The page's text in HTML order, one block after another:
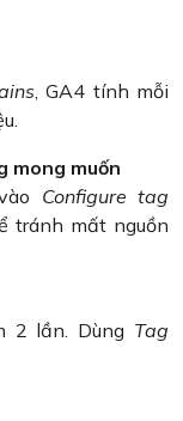
, GA4 tính mỗi
mong muốn
Configure tag
tránh mất nguồn
2 lần. Dùng Tag